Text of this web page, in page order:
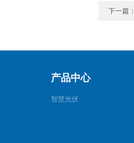
下一篇
产品中心
智慧光伏